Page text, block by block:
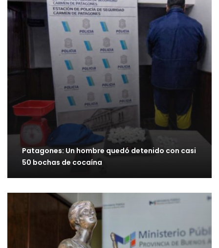
Patagones: Un hombre quedó detenido con casi
50 bochas de cocaína